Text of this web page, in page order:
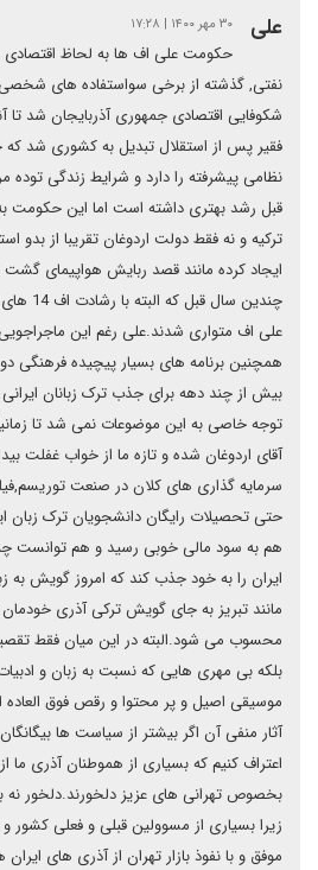
علی ۳۰ مهر ۱۴۰۰ | ۱۷:۲۸
حکومت علی اف ها به لحاظ اقتصادی و
نفتی, گذشته از برخی سواستفاده های
شکوفایی اقتصادی جمهوری آذربایجان شد تا
فقیر پس از استقلال تبدیل به کشوری شد
نظامی پیشرفته را دارد و شرایط زندگی توده
قبل رشد بهتری داشته است اما این
ترکیه و نه فقط دولت اردوغان تقریبا از بدو
علی اف متواری شدند.علی رغم این
همچنین برنامه های بسیار پیچیده فرهنگی
بیش از چند دهه برای جذب ترک زبانان
توجه خاصی به این موضوعات نمی شد تا
آقای اردوغان شده و تازه ما از خواب غفلت
سرمایه گذاری های کلان در صنعت
حتی تحصیلات رایگان دانشجویان ترک زبان
هم به سود مالی خوبی رسید و هم توانست
ایران را به خود جذب کند که امروز گویش به
مانند تبریز به جای گویش ترکی آذری
محسوب می شود.البته در این میان فقط
بلکه بی مهری هایی که نسبت به زبان و
موسیقی اصیل و پر محتوا و رقص فوق
آثار منفی آن اگر بیشتر از سیاست ها
اعتراف کنیم که بسیاری از هموطنان آذری
بخصوص تهرانی های عزیز دلخورند.دلخور نه
زیرا بسیاری از مسوولین قبلی و فعلی کشور و
موفق و با نفوذ بازار تهران از آذری های